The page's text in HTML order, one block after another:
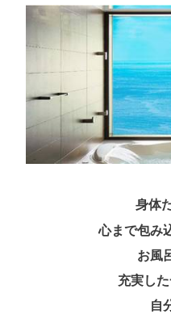
身体
心まで包み
お風
充実した
自